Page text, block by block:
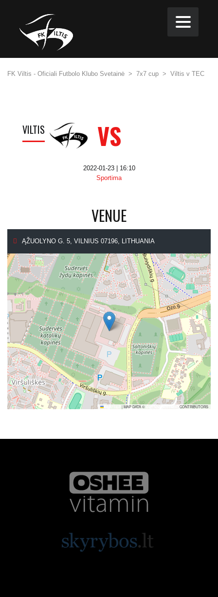
FK Viltis - Oficiali Futbolo Klubo Svetainė > 7x7 cup > Viltis v TEC
VILTIS VS
2022-01-23 | 16:10
Sportima
VENUE
ĄŽUOLYNO G. 5, VILNIUS 07196, LITHUANIA
|MAP DATA © CONTRIBUTORS